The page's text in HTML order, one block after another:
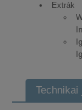
Extrák
Technikai